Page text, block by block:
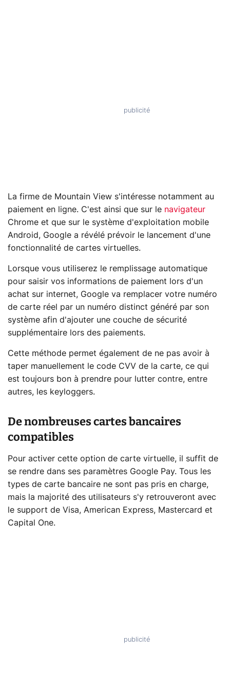
La firme de Mountain View s'intéresse notamment au
paiement en ligne. C'est ainsi que sur le navigateur
Chrome et que sur le système d'exploitation mobile
Android, Google a révélé prévoir le lancement d'une
fonctionnalité de cartes virtuelles.
Lorsque vous utiliserez le remplissage automatique
pour saisir vos informations de paiement lors d'un
achat sur internet, Google va remplacer votre numéro
de carte réel par un numéro distinct généré par son
système afin d'ajouter une couche de sécurité
supplémentaire lors des paiements.
Cette méthode permet également de ne pas avoir à
taper manuellement le code CVV de la carte, ce qui
est toujours bon à prendre pour lutter contre, entre
autres, les keyloggers.
De nombreuses cartes bancaires
compatibles
Pour activer cette option de carte virtuelle, il suffit de
se rendre dans ses paramètres Google Pay. Tous les
types de carte bancaire ne sont pas pris en charge,
mais la majorité des utilisateurs s'y retrouveront avec
le support de Visa, American Express, Mastercard et
Capital One.